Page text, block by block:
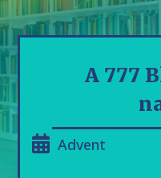
A 777
Advent